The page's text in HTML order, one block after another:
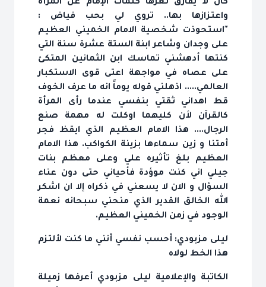
كان لا يفارق ثغرها كلمات الإمام عن المرأة
واعتزازها بها.. تروي لي بحب فياض :
"استحوذت شخصية الامام الخميني العظيم
على وجدان وشاعر ابنة الستة عشرة سنة التي
كنتها أدهشني تماسك ابن الثمانين المتكئ
على عصاه في مواجهة اعتى قوى الاستكبار
العالمي..... اذهلني قوله يوماً انه ما عرف الخوف
قط اهداني ثقتي بنفسي عندما رأى المرأة
كالقرآن لأن كليهما اوكلت له مهمة صنع
الرجال.... هذا الامام العظيم الذي ايقظ فجر
أمتنا و زين سماءها بزينة الكواكب. هذا الامام
العظيم بلغ تأثيره علي وعلى معظم بنات
جيلي اني كنت موؤدة فأحياني حتى دون عناء
السؤال و الان لا يسعني في ذكراه إلا ان اشكر
الله الخالق القدير الذي منحني سبحانه نعمة
الوجود في زمن الخميني العظيم.
ليلى مزبودي: أحسب نفسي أنني ما كنت لألتزم
هذا الخط لولاه
الكاتبة والإعلامية ليلى مزبودي أعرفها زميلة